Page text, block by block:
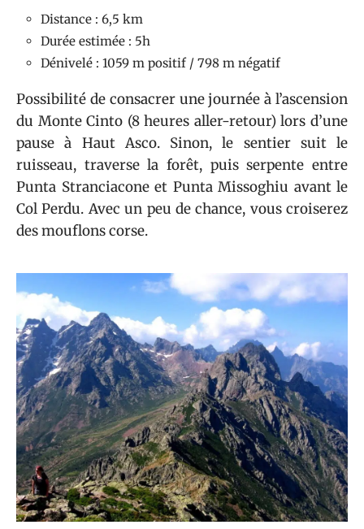
Distance : 6,5 km
Durée estimée : 5h
Dénivelé : 1059 m positif / 798 m négatif
Possibilité de consacrer une journée à l’ascension
du Monte Cinto (8 heures aller-retour) lors d’une
pause à Haut Asco. Sinon, le sentier suit le
ruisseau, traverse la forêt, puis serpente entre
Punta Stranciacone et Punta Missoghiu avant le
Col Perdu. Avec un peu de chance, vous croiserez
des mouflons corse.